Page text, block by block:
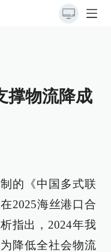
撑物流降成
的《中国多式联
2025海丝港口合
指出，2024年我
降低全社会物流